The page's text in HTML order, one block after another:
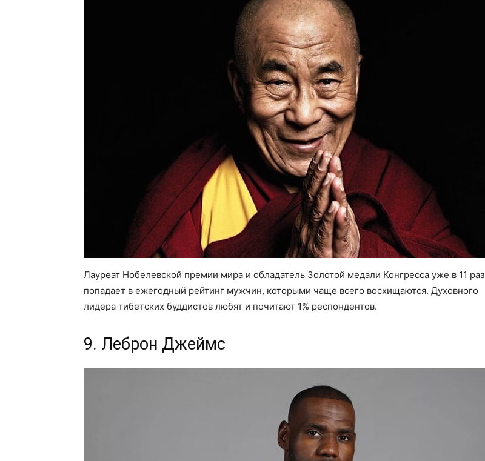
Лауреат Нобелевской премии мира и обладатель Золотой медали Конгресса уже в 11 раз
попадает в ежегодный рейтинг мужчин, которыми чаще всего восхищаются. Духовного
лидера тибетских буддистов любят и почитают 1% респондентов.
9. Леброн Джеймс